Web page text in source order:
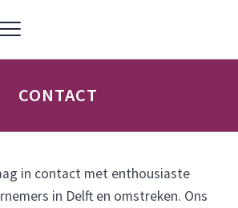
Delft
Menu
CONTACT
in contact met enthousiaste
in Delft en omstreken. Ons